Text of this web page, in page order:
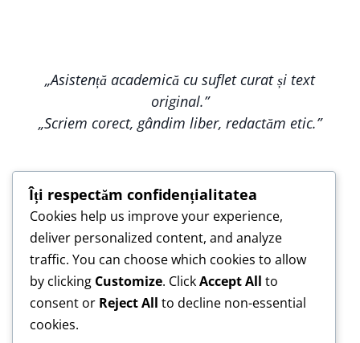
„Asistență academică cu suflet curat și text
original.”
„Scriem corect, gândim liber, redactăm etic.”
„Construim împreună, nu copiem — pentru o
lucrare care te reprezintă.”
„Asistență de încredere pentru lucrări scrise cu
responsabilitate.”
Îți respectăm confidențialitatea
Cookies help us improve your experience,
deliver personalized content, and analyze
traffic. You can choose which cookies to allow
by clicking Customize. ClickAccept All to
consent or Reject All to decline non-essential
cookies.